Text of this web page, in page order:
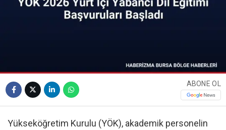
ABONE OL
Yükseköğretim Kurulu (YÖK), akademik personelin